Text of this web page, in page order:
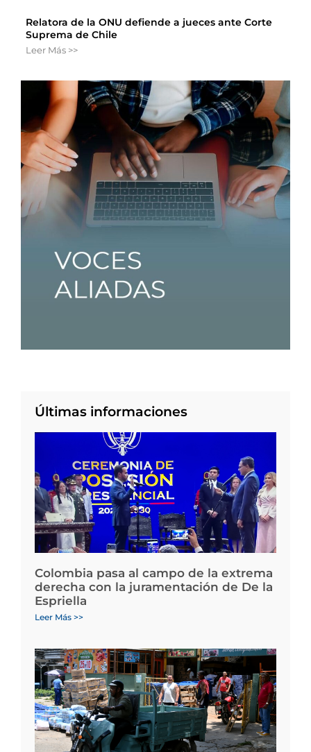
Relatora de la ONU defiende a jueces ante Corte
Suprema de Chile
Leer Más >>
Últimas informaciones
Colombia pasa al campo de la extrema
derecha con la juramentación de De la
Espriella
Leer Más >>